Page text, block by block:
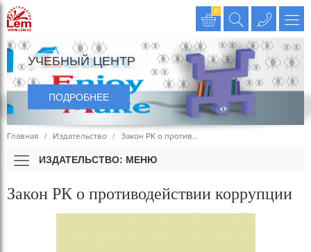
0
УЧЕБНЫЙ ЦЕНТР
ПОДРОБНЕЕ
Главная Издательство Закон РК о против…
ИЗДАТЕЛЬСТВО: МЕНЮ
Закон РК о противодействии коррупции